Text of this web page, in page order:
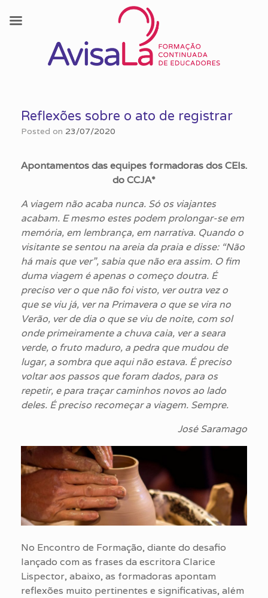
contentReflexões sobre o ato de registrar
Posted on 23/07/2020
Apontamentos das equipes formadoras dos CEIs.
do CCJA*
A viagem não acaba nunca. Só os viajantes
acabam. E mesmo estes podem prolongar-se em
memória, em lembrança, em narrativa. Quando o
visitante se sentou na areia da praia e disse: “Não
há mais que ver”, sabia que não era assim. O fim
duma viagem é apenas o começo doutra. É
preciso ver o que não foi visto, ver outra vez o
que se viu já, ver na Primavera o que se vira no
Verão, ver de dia o que se viu de noite, com sol
onde primeiramente a chuva caia, ver a seara
verde, o fruto maduro, a pedra que mudou de
lugar, a sombra que aqui não estava. É preciso
voltar aos passos que foram dados, para os
repetir, e para traçar caminhos novos ao lado
deles. É preciso recomeçar a viagem. Sempre.
José Saramago
No Encontro de Formação, diante do desafio
lançado com as frases da escritora Clarice
Lispector, abaixo, as formadoras apontam
reflexões muito pertinentes e significativas, além